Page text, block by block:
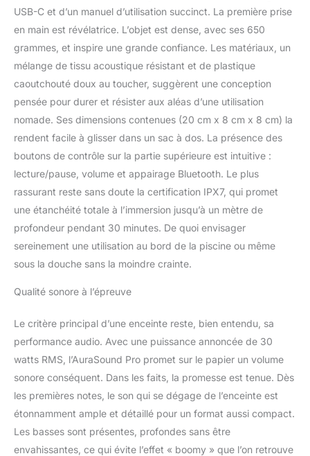
USB-C et d’un manuel d’utilisation succinct. La première prise
en main est révélatrice. L’objet est dense, avec ses 650
grammes, et inspire une grande confiance. Les matériaux, un
mélange de tissu acoustique résistant et de plastique
caoutchouté doux au toucher, suggèrent une conception
pensée pour durer et résister aux aléas d’une utilisation
nomade. Ses dimensions contenues (20 cm x 8 cm x 8 cm) la
rendent facile à glisser dans un sac à dos. La présence des
boutons de contrôle sur la partie supérieure est intuitive :
lecture/pause, volume et appairage Bluetooth. Le plus
rassurant reste sans doute la certification IPX7, qui promet
une étanchéité totale à l’immersion jusqu’à un mètre de
profondeur pendant 30 minutes. De quoi envisager
sereinement une utilisation au bord de la piscine ou même
sous la douche sans la moindre crainte.
Qualité sonore à l’épreuve
Le critère principal d’une enceinte reste, bien entendu, sa
performance audio. Avec une puissance annoncée de 30
watts RMS, l’AuraSound Pro promet sur le papier un volume
sonore conséquent. Dans les faits, la promesse est tenue. Dès
les premières notes, le son qui se dégage de l’enceinte est
étonnamment ample et détaillé pour un format aussi compact.
Les basses sont présentes, profondes sans être
envahissantes, ce qui évite l’effet « boomy » que l’on retrouve